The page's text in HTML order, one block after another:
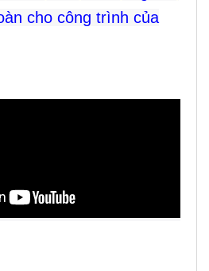
cho công trình của